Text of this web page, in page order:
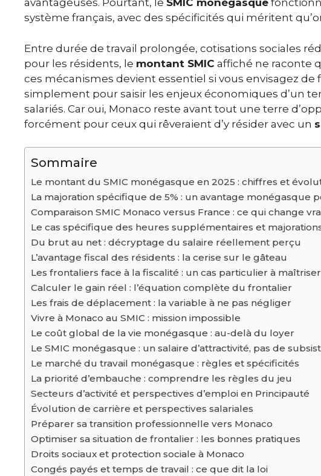
avantageuses. Pourtant, le SMIC monégasque
système français, avec des spécificités qui méritent
Entre durée de travail prolongée, cotisations sociales
pour les résidents, le montant SMIC affiché ne raconte
ces mécanismes devient essentiel si vous envisagez
simplement pour saisir les enjeux économiques d’un
salariés. Car oui, Monaco reste avant tout une terre
forcément pour ceux qui rêveraient d’y résider avec un
Sommaire
Le montant du SMIC monégasque en 2025 : chiffres et
La majoration spécifique de 5% : un avantage monégasque
Comparaison SMIC Monaco versus France : ce qui change
Le cas spécifique des heures supplémentaires et
Du brut au net : décryptage du salaire réellement perçu
L’avantage fiscal des résidents : la cerise sur le gâteau
Les frontaliers face à la fiscalité : un cas particulier à maîtriser
Calculer le gain réel : l’équation complète du frontalier
Les frais de déplacement : la variable à ne pas négliger
Vivre à Monaco au SMIC : mission impossible
Le coût global de la vie monégasque : au-delà du loyer
Le SMIC monégasque : un salaire d’attractivité, pas de
Le marché du travail monégasque : règles et spécificités
La priorité d’embauche : comprendre les règles du jeu
Secteurs d’activité et perspectives d’emploi en Principauté
Évolution de carrière et perspectives salariales
Préparer sa transition professionnelle vers Monaco
Optimiser sa situation de frontalier : les bonnes pratiques
Droits sociaux et protection sociale à Monaco
Congés payés et temps de travail : ce que dit la loi